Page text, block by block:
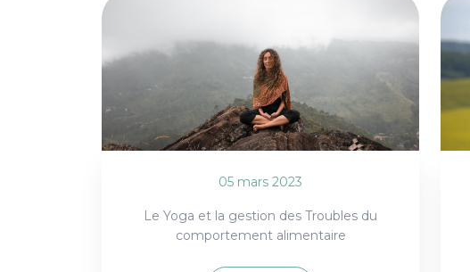
05 mars 2023
Le Yoga et la gestion des Troubles du
comportement alimentaire